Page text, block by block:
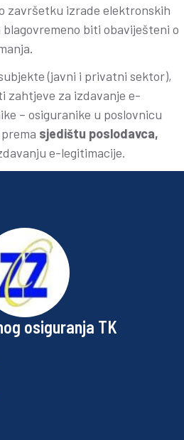
završetku izrade elektronskih
biti obaviješteni o
(javni i privatni sektor),
zahtjeve za izdavanje e-
– osiguranike u poslovnicu
sjedištu poslodavca,
e-legitimacije.
osiguranja TK